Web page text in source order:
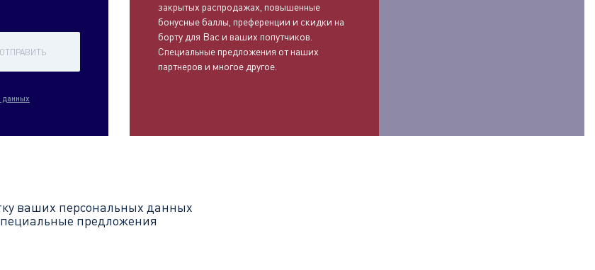
ОТПРАВИТЬ
данных
закрытых распродажах, повышенные
бонусные баллы, преференции и скидки на
борту для Вас и ваших попутчиков.
Специальные предложения от наших
партнеров и многое другое.
ваших персональных данных
предложения